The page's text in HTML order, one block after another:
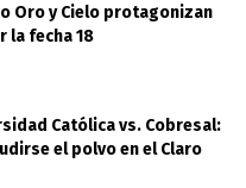
Oro y Cielo protagonizan
la fecha 18
Católica vs. Cobresal:
el polvo en el Claro